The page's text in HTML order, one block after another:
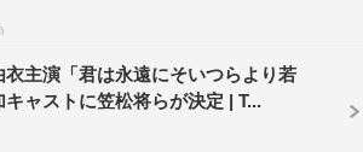
じ大学のイノギと知り合い、過去に痛
は、ホリガイのナレーションから始ま
ほぼ排除し映像と音楽を中心に構成。
衣主演「君は永遠にそいつらより若
キャストに笠松将らが決定 | T...